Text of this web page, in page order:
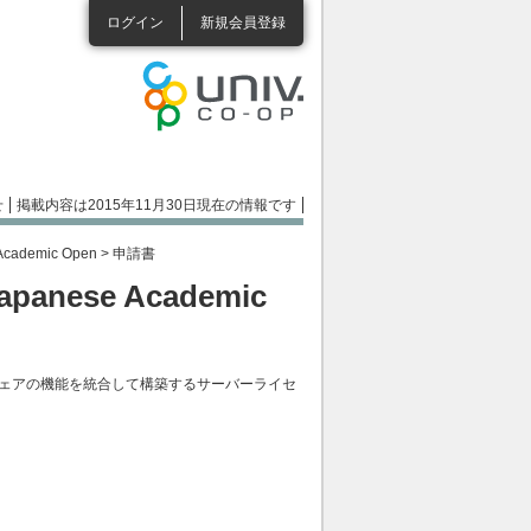
ログイン 新規会員登録
掲載内容は2015年11月30日現在の情報です
Open > 申請書
Academic
アの機能を統合して構築するサーバーライセ